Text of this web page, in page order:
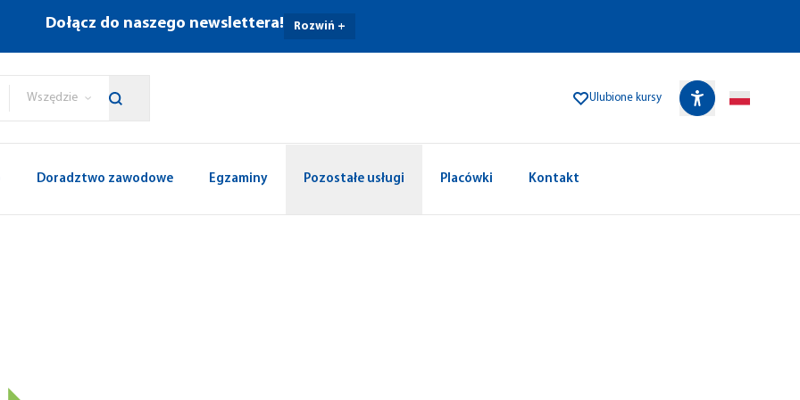
Dołącz do naszego newslettera! Rozwiń +
Wszędzie Ulubione kursy
Doradztwo zawodowe Egzaminy Pozostałe usługi Placówki Kontakt